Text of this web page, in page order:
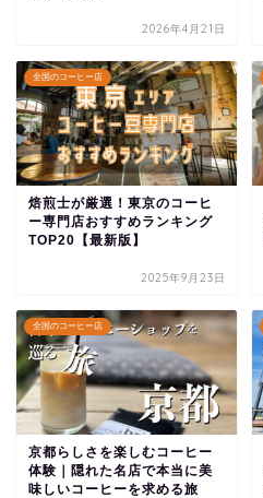
2026年4月21日
全国のコーヒー店
焙煎士が厳選！東京のコーヒ
ー専門店おすすめランキング
TOP20【最新版】
2025年9月23日
全国のコーヒー店
京都らしさを楽しむコーヒー
体験｜隠れた名店で本当に美
味しいコーヒーを求める旅